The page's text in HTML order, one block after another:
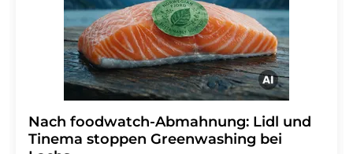
enthalten.
Nach foodwatch-Abmahnung: Lidl und
Tinema stoppen Greenwashing bei